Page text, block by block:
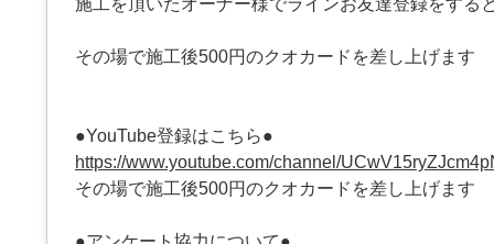
施工を頂いたオーナー様でラインお友達登録をすると
その場で施工後500円のクオカードを差し上げます
●YouTube登録はこちら●
https://www.youtube.com/channel/
その場で施工後500円のクオカードを差し上げます